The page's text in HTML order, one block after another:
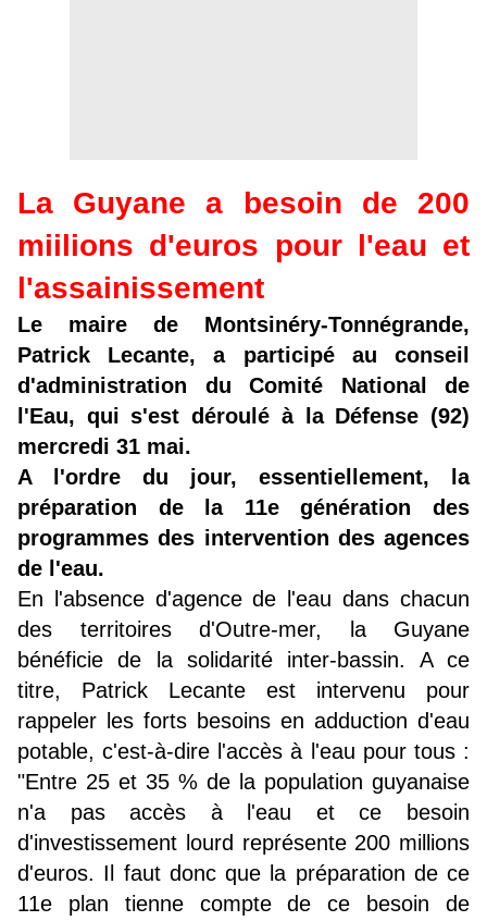
La Guyane a besoin de 200
miilions d'euros pour l'eau et
l'assainissement
Le maire de Montsinéry-Tonnégrande,
Patrick Lecante, a participé au conseil
d'administration du Comité National de
l'Eau, qui s'est déroulé à la Défense (92)
mercredi 31 mai.
A l'ordre du jour, essentiellement, la
préparation de la 11e génération des
programmes des intervention des agences
de l'eau.
En l'absence d'agence de l'eau dans chacun
des territoires d'Outre-mer, la Guyane
bénéficie de la solidarité inter-bassin. A ce
titre, Patrick Lecante est intervenu pour
rappeler les forts besoins en adduction d'eau
potable, c'est-à-dire l'accès à l'eau pour tous :
"Entre 25 et 35 % de la population guyanaise
n'a pas accès à l'eau et ce besoin
d'investissement lourd représente 200 millions
d'euros. Il faut donc que la préparation de ce
11e plan tienne compte de ce besoin de